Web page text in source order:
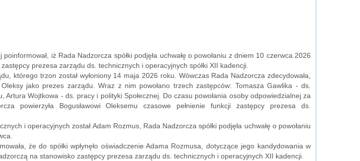
iż Rada Nadzorcza spółki podjęła uchwałę o powołaniu z dniem 10 czerwca 2026
prezesa zarządu ds. technicznych i operacyjnych spółki XII kadencji.
którego trzon został wyłoniony 14 maja 2026 roku. Wówczas Rada Nadzorcza zdecydowała,
jako prezes zarządu. Wraz z nim powołano trzech zastępców: Tomasza Gawlika - ds.
Artura Wojtkowa - ds. pracy i polityki Społecznej. Do czasu powołania osoby odpowiedzialnej za
powierzyła Bogusławowi Oleksemu czasowe pełnienie funkcji zastępcy prezesa ds.
i operacyjnych został Adam Rozmus, Rada Nadzorcza spółki podjęła uchwałę o powołaniu
że do spółki wpłynęło oświadczenie Adama Rozmusa, dotyczące jego kandydowania w
na stanowisko zastępcy prezesa zarządu ds. technicznych i operacyjnych XII kadencji.